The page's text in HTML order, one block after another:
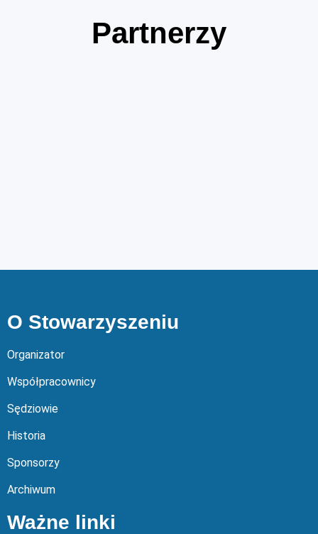
Partnerzy
O Stowarzyszeniu
Organizator
Współpracownicy
Sędziowie
Historia
Sponsorzy
Archiwum
Ważne linki